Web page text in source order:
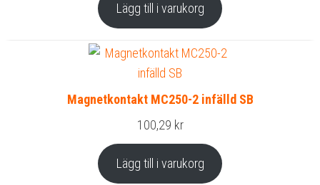
Lägg till i varukorg
Magnetkontakt MC250-2 infälld SB
100,29 kr
Lägg till i varukorg